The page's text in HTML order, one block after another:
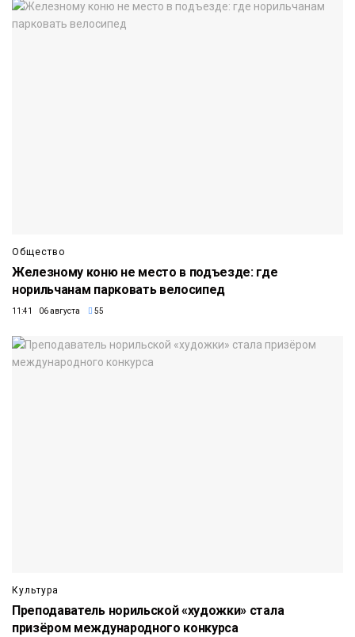
Общество
Железному коню не место в подъезде: где
норильчанам парковать велосипед
11:41 06 августа 55
Культура
Преподаватель норильской «художки» стала
призёром международного конкурса